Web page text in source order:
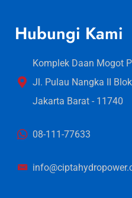
Hubungi Kami
Komplek Daan Mogot
Jl. Pulau Nangka II
Jakarta Barat - 11740
08-111-77633